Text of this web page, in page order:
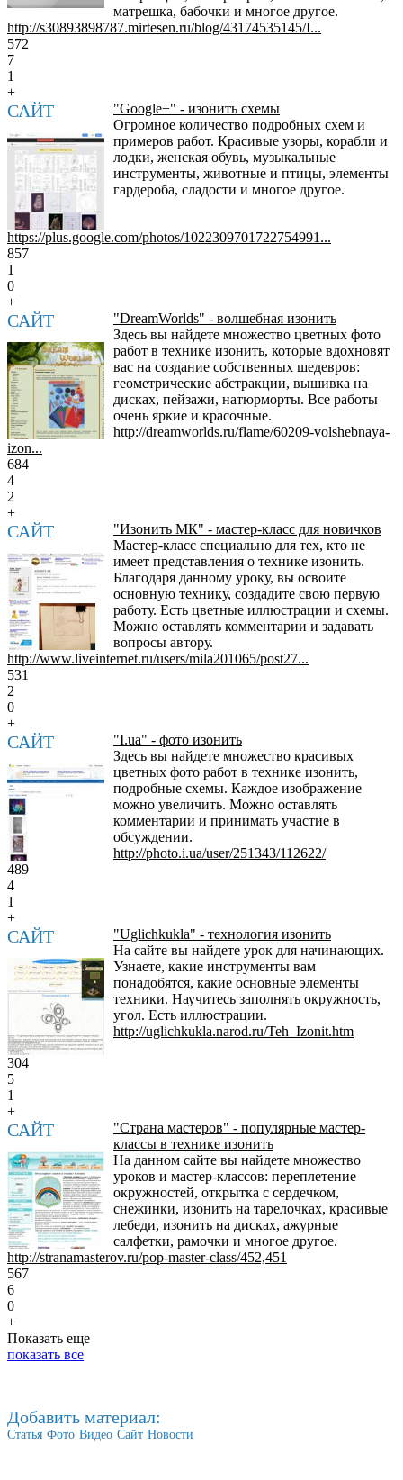
матрешка, бабочки и многое другое.
http://s30893898787.mirtesen.ru/blog/43174535145/I...
572
7
1
+
САЙТ
"Google+" - изонить схемы
Огромное количество подробных схем и
примеров работ. Красивые узоры, корабли и
лодки, женская обувь, музыкальные
инструменты, животные и птицы, элементы
гардероба, сладости и многое другое.
https://plus.google.com/photos/1022309701722754991...
857
1
0
+
САЙТ
"DreamWorlds" - волшебная изонить
Здесь вы найдете множество цветных фото
работ в технике изонить, которые вдохновят
вас на создание собственных шедевров:
геометрические абстракции, вышивка на
дисках, пейзажи, натюрморты. Все работы
очень яркие и красочные.
http://dreamworlds.ru/flame/60209-volshebnaya-
izon...
684
4
2
+
САЙТ
"Изонить МК" - мастер-класс для новичков
Мастер-класс специально для тех, кто не
имеет представления о технике изонить.
Благодаря данному уроку, вы освоите
основную технику, создадите свою первую
работу. Есть цветные иллюстрации и схемы.
Можно оставлять комментарии и задавать
вопросы автору.
http://www.liveinternet.ru/users/mila201065/post27...
531
2
0
+
САЙТ
"I.ua" - фото изонить
Здесь вы найдете множество красивых
цветных фото работ в технике изонить,
подробные схемы. Каждое изображение
можно увеличить. Можно оставлять
комментарии и принимать участие в
обсуждении.
http://photo.i.ua/user/251343/112622/
489
4
1
+
САЙТ
"Uglichkukla" - технология изонить
На сайте вы найдете урок для начинающих.
Узнаете, какие инструменты вам
понадобятся, какие основные элементы
техники. Научитесь заполнять окружность,
угол. Есть иллюстрации.
http://uglichkukla.narod.ru/Teh_Izonit.htm
304
5
1
+
САЙТ
"Страна мастеров" - популярные мастер-
классы в технике изонить
На данном сайте вы найдете множество
уроков и мастер-классов: переплетение
окружностей, открытка с сердечком,
снежинки, изонить на тарелочках, красивые
лебеди, изонить на дисках, ажурные
салфетки, рамочки и многое другое.
http://stranamasterov.ru/pop-master-class/452,451
567
6
0
+
Показать еще
показать все
Добавить материал:
Статья Фото Видео Сайт Новости